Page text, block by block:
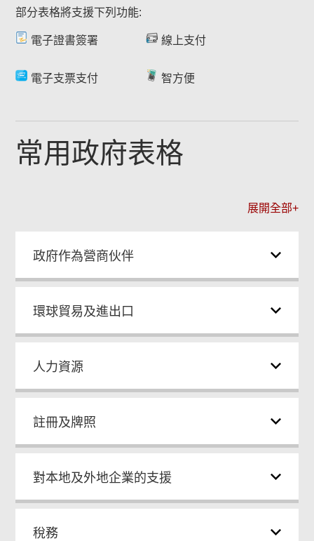
部分表格將支援下列功能:
電子證書簽署 線上支付
電子支票支付 智方便
常用政府表格
展開全部+
政府作為營商伙伴
環球貿易及進出口
人力資源
註冊及牌照
對本地及外地企業的支援
稅務